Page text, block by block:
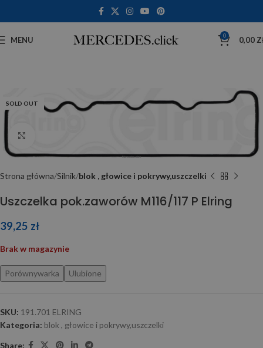
MENU 0 0,00
SOLD OUT
Strona główna Silnik blok , głowice i pokrywy,uszczelki
Uszczelka pok.zaworów M116/117 P Elring
39,25 zł
Brak w magazynie
Porównywarka Ulubione
SKU: 191.701 ELRING
Kategoria: blok , głowice i pokrywy,uszczelki
Share: